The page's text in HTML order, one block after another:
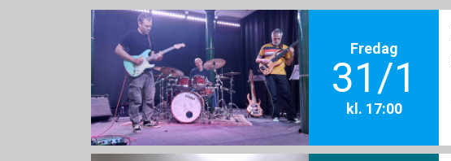
Fredag
31/1
kl. 17:00